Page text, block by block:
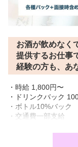
お酒が飲めなく
提供するお仕事
経験の方も、あ
・時給 1,800円〜
・ドリンクバック
・ボトル10%バック
・交通費一部支給
・雑費徴収無し